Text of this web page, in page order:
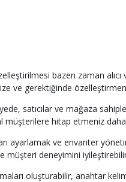
bazen zaman
ve gerektiğinde
satıcılar ve mağaza
müşterilere hitap etmeniz
ayarlamak ve envanter
müşteri deneyimini
oluşturabilir, anahtar